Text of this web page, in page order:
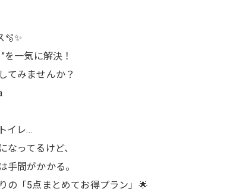
🫧✨
を一気に解決！
てみませんか？
イレ…
なってるけど、
手間がかかる。
の「5点まとめてお得プラン」🌟